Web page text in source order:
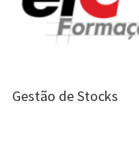
Gestão de Stocks